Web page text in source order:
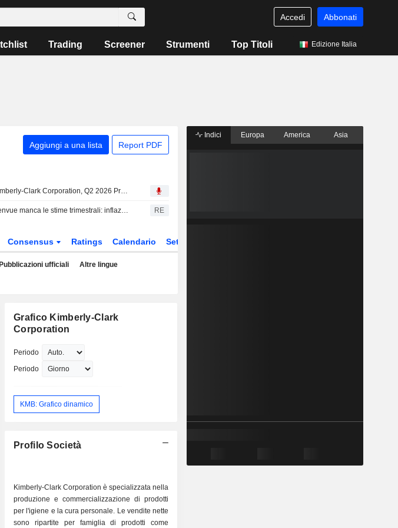
Accedi Abbonati
Trading Screener Strumenti Top Titoli Edizione Italia
Aggiungi a una lista Report PDF
Kimberly-Clark Corporation, Q2 2026 Pre Recorded Earnings Call, Aug 04, 2026
Kenvue manca le stime trimestrali: inflazione e dazi comprimono i margini RE
Consensus Ratings Calendario Settore
Pubblicazioni ufficiali Altre lingue
Grafico Kimberly-Clark
Corporation
Periodo
Periodo
KMB: Grafico dinamico
Profilo Società
Kimberly-Clark Corporation è specializzata nella
produzione e commercializzazione di prodotti
per l'igiene e la cura personale. Le vendite nette
sono ripartite per famiglia di prodotti come
Indici Europa America Asia